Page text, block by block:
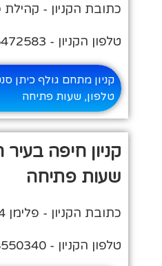
כתובת הקניון - קהילת
טלפון הקניון - 03-6472583
קניון מתחם גולף כיתן
טלפון, שעות פתיחה
קניון חיפה
שעות פתיחה
כתובת הקניון - פלימן 4, חיפה
טלפון הקניון - 04-8550340